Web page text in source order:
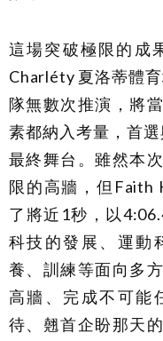
這場突破極限的成
Charléty 夏洛蒂體
隊無數次推演，將
素都納入考量，首
最終舞台。雖然本
限的高牆，但Faith
了將近1秒，以
科技的發展、運動
養、訓練等面向多
高牆、完成不可能
待、翹首企盼那天